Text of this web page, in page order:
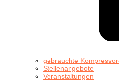
gebrauchte
Stellenangebote
Veranstaltungen